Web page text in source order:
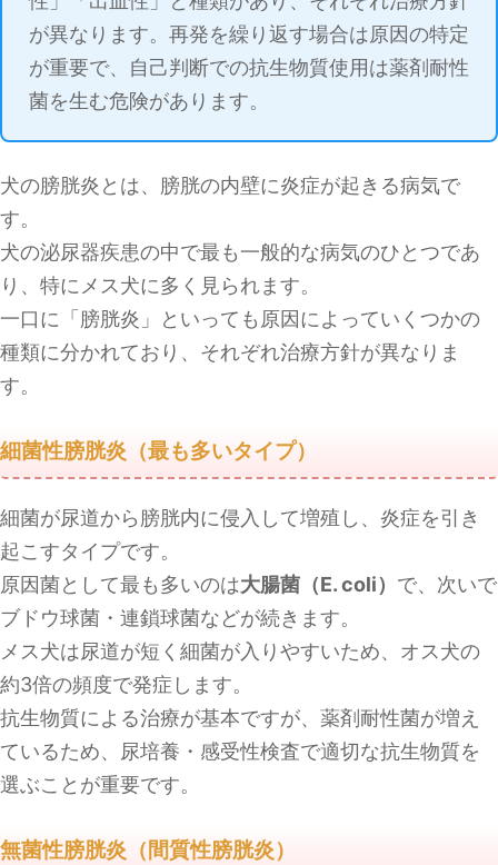
が異なります。再発を繰り返す場合は原因の特定
が重要で、自己判断での抗生物質使用は薬剤耐性
菌を生む危険があります。
犬の膀胱炎とは、膀胱の内壁に炎症が起きる病気で
す。
犬の泌尿器疾患の中で最も一般的な病気のひとつであ
り、特にメス犬に多く見られます。
一口に「膀胱炎」といっても原因によっていくつかの
種類に分かれており、それぞれ治療方針が異なりま
す。
細菌性膀胱炎（最も多いタイプ）
細菌が尿道から膀胱内に侵入して増殖し、炎症を引き
起こすタイプです。
原因菌として最も多いのは大腸菌（E. coli） で、次いで
ブドウ球菌・連鎖球菌などが続きます。
メス犬は尿道が短く細菌が入りやすいため、オス犬の
約3倍の頻度で発症します。
抗生物質による治療が基本ですが、薬剤耐性菌が増え
ているため、尿培養・感受性検査で適切な抗生物質を
選ぶことが重要です。
無菌性膀胱炎（間質性膀胱炎）